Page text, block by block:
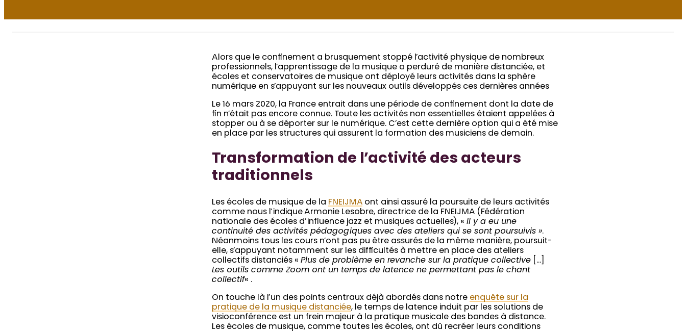
Alors que le confinement a brusquement stoppé l’activité physique de nombreux
professionnels, l’apprentissage de la musique a perduré de manière distanciée, et
écoles et conservatoires de musique ont déployé leurs activités dans la sphère
numérique en s’appuyant sur les nouveaux outils développés ces dernières années
Le 16 mars 2020, la France entrait dans une période de confinement dont la date de
fin n’était pas encore connue. Toute les activités non essentielles étaient appelées à
stopper ou à se déporter sur le numérique. C’est cette dernière option qui a été mise
en place par les structures qui assurent la formation des musiciens de demain.
Transformation de l’activité des acteurs
traditionnels
Les écoles de musique de la FNEIJMA ont ainsi assuré la poursuite de leurs activités
comme nous l’indique Armonie Lesobre, directrice de la FNEIJMA (Fédération
nationale des écoles d’influence jazz et musiques actuelles), «Il y a eu une
continuité des activités pédagogiques avec des ateliers qui se sont poursuivis ».
Néanmoins tous les cours n’ont pas pu être assurés de la même manière, poursuit-
elle, s’appuyant notamment sur les difficultés à mettre en place des ateliers
collectifs distanciés «Plus de problème en revanche sur la pratique collective […]
Les outils comme Zoom ont un temps de latence ne permettant pas le chant
collectif« .
On touche là l’un des points centraux déjà abordés dans notre enquête sur la
pratique de la musique distanciée, le temps de latence induit par les solutions de
visioconférence est un frein majeur à la pratique musicale des bandes à distance.
Les écoles de musique, comme toutes les écoles, ont dû recréer leurs conditions